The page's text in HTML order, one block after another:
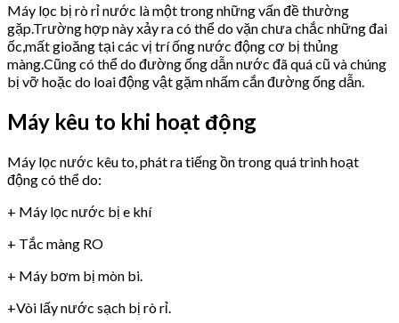
Máy lọc bị rò rỉ nước là một trong những vấn đề thường
gặp.Trường hợp này xảy ra có thể do vặn chưa chắc những đai
ốc,mất gioăng tại các vị trí ống nước động cơ bị thủng
màng.Cũng có thể do đường ống dẫn nước đã quá cũ và chúng
bị vỡ hoặc do loai động vật gặm nhấm cắn đường ống dẫn.
Máy kêu to khi hoạt động
Máy lọc nước kêu to, phát ra tiếng ồn trong quá trình hoạt
động có thể do:
+ Máy lọc nước bị e khí
+ Tắc màng RO
+ Máy bơm bị mòn bi.
+Vòi lấy nước sạch bị rò rỉ.